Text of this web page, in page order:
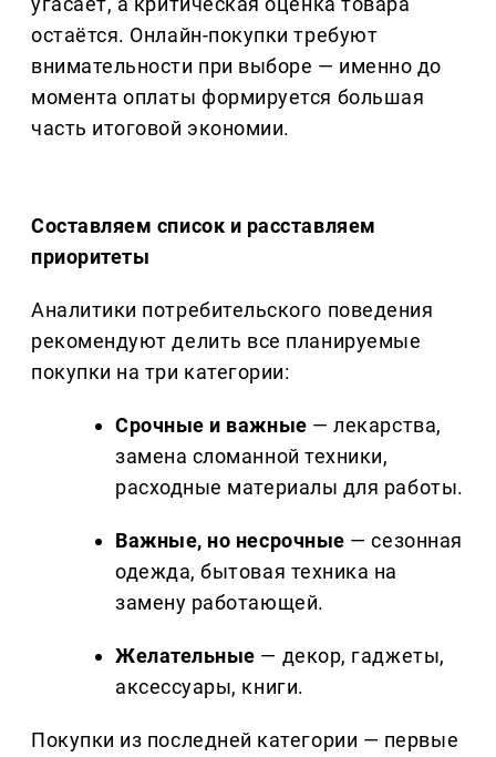
остаётся. Онлайн-покупки требуют
внимательности при выборе — именно до
момента оплаты формируется большая
часть итоговой экономии.
Составляем список и расставляем
приоритеты
Аналитики потребительского поведения
рекомендуют делить все планируемые
покупки на три категории:
Срочные и важные — лекарства,
замена сломанной техники,
расходные материалы для работы.
Важные, но несрочные — сезонная
одежда, бытовая техника на
замену работающей.
Желательные — декор, гаджеты,
аксессуары, книги.
Покупки из последней категории — первые